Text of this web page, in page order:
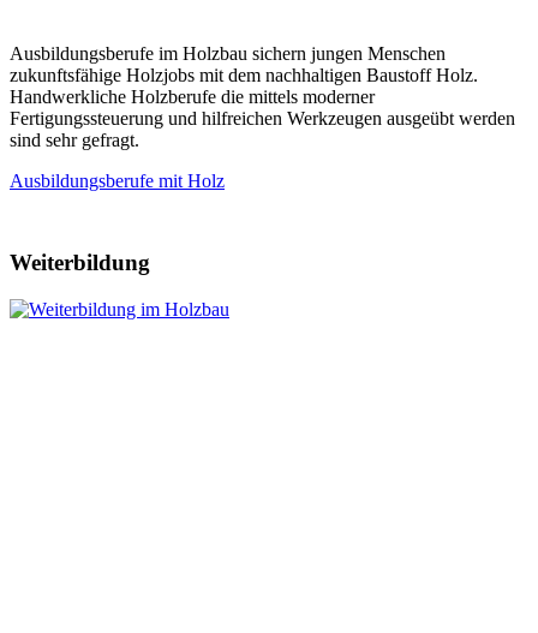
Ausbildungsberufe im Holzbau sichern jungen Menschen
zukunftsfähige Holzjobs mit dem nachhaltigen Baustoff Holz.
Handwerkliche Holzberufe die mittels moderner
Fertigungssteuerung und hilfreichen Werkzeugen ausgeübt werden
sind sehr gefragt.
Ausbildungsberufe mit Holz
Weiterbildung